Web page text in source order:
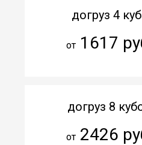
догруз 4
от1617
догруз 8
от2426